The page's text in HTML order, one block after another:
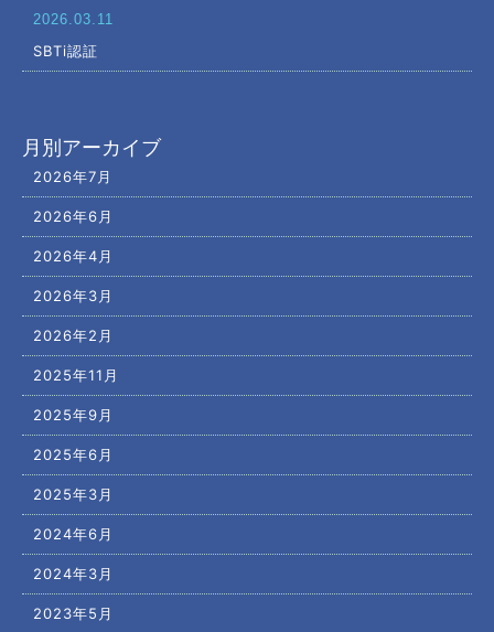
2026.03.11
SBTi認証
月別アーカイブ
2026年7月
2026年6月
2026年4月
2026年3月
2026年2月
2025年11月
2025年9月
2025年6月
2025年3月
2024年6月
2024年3月
2023年5月